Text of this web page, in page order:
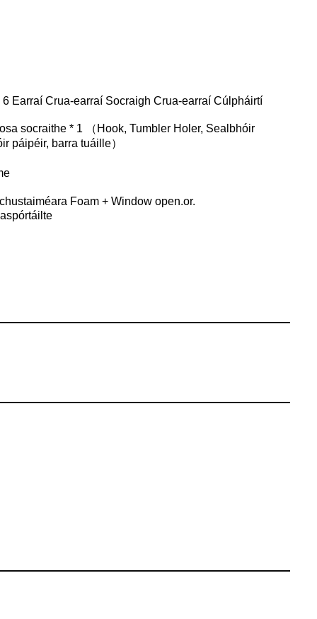
Earraí Crua-earraí Socraigh Crua-earraí Cúlpháirtí
socraithe * 1 （Hook, Tumbler Holer, Sealbhóir
páipéir, barra tuáille）
Foam + Window open.or.